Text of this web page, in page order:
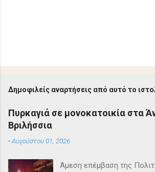
Δημοφιλείς αναρτήσεις από αυτό το
Πυρκαγιά σε μονοκατοικία στα
Βριλήσσια
-Αυγούστου 01, 2026
Άμεση επέμβαση της